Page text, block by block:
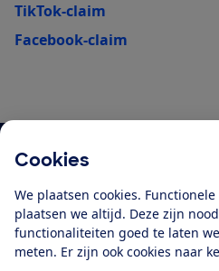
Cookies
We plaatsen cookies.
plaatsen we altijd. Deze zijn
functionaliteiten goed te laten
meten. Er zijn ook cookies naar
TikTok-claim
Facebook-claim
Blijf op de hoogte
Ontvang nieuws, acties en
privacyverklaringlees je hoe
persoonsgegevens en e-